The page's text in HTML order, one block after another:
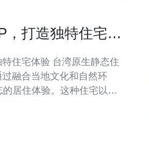
，打造独特住宅体
湾原生静态住
融合当地文化和自然环
居住体验。这种住宅以其
设